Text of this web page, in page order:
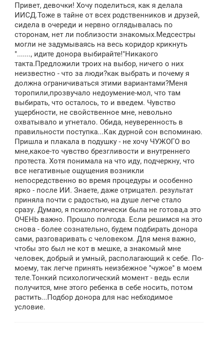
б
щ
н
и
Привет, девочки! Хочу поделиться, как я делала
ИИСД.Тоже в тайне от всех родственников и друзей,
сидела в очереди и нервно оглядывалась по
сторонам, нет ли поблизости знакомых.Медсестры
могли не задумываясь на весь коридор крикнуть
"......., идите донора выбирайте!"Никакого
такта.Предложили троих на выбор, ничего о них
неизвестно - что за люди?как выбрать и почему я
должна ограничиваться этими вариантами?Меня
торопили,прозвучало недоумение-мол, что там
выбирать, что осталось, то и введем. Чувство
ущербности, не свойственное мне, невольно
охватывало и угнетало. Обида, неуверенность в
правильности поступка...Как дурной сон вспоминаю.
Пришла и плакала в подушку - не хочу ЧУЖОГО во
мне,какое-то чувство брезгливости и внутреннего
протеста. Хотя понимала на что иду, подчеркну, что
все негативные ощущения возникли
непосредственно во время процедуры и особенно
ярко - после ИИ. Знаете, даже отрицател. результат
приняла почти с радостью, на душе легче стало
сразу. Думаю, я психологически была не готова,а это
ОЧЕНЬ важно. Прошло полгода. Если решимся на это
снова - более сознательно, будем подбирать донора
сами, разговаривать с человеком. Для меня важно,
чтобы это был не кот в мешке, а знакомый мне
человек, добрый и умный, располагающий к себе. По-
моему, так легче принять неизбежное "чужое" в моем
теле.Тонкий психологический момент - ведь если
получится, мне этого ребенка в себе носить, потом
растить...Подбор донора для нас небходимое
условие.